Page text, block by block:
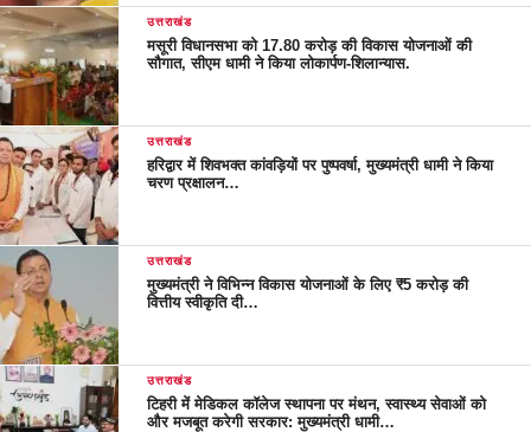
उत्तराखंड
मसूरी विधानसभा को 17.80 करोड़ की विकास योजनाओं की
सौगात, सीएम धामी ने किया लोकार्पण-शिलान्यास.
उत्तराखंड
हरिद्वार में शिवभक्त कांवड़ियों पर पुष्पवर्षा, मुख्यमंत्री धामी ने किया
चरण प्रक्षालन…
उत्तराखंड
मुख्यमंत्री ने विभिन्न विकास योजनाओं के लिए ₹5 करोड़ की
वित्तीय स्वीकृति दी…
उत्तराखंड
टिहरी में मेडिकल कॉलेज स्थापना पर मंथन, स्वास्थ्य सेवाओं को
और मजबूत करेगी सरकार: मुख्यमंत्री धामी…